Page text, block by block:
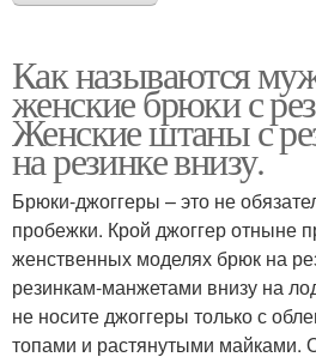
Как называются
женские брюки с
Женские штаны с
на резинке внизу.
Брюки-джоггеры – это не
пробежки. Крой джоггер отныне
женственных моделях брюк на
резинкам-манжетами внизу на
не носите джоггеры только с
топами и растянутыми майками.